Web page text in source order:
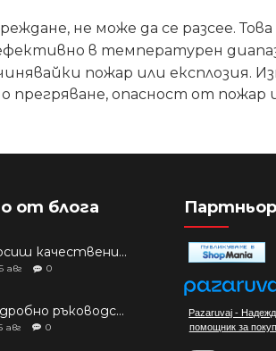
не може да се разсее.
в температурен
пожар или експлозия.
опасност от пожар
от блога
Търсиш качествени аксесоари за твоя модел? Как правилно да защитим новия си смартфон: Ръководство за аксесоари през 2026 г.
авг 0
Подробно ръководство: Кой смартфон да купиш през 2026 г.?
авг 0
Pazaruvaj -
помощник за